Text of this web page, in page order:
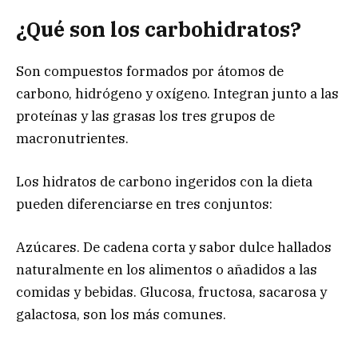
¿Qué son los carbohidratos?
Son compuestos formados por átomos de
carbono, hidrógeno y oxígeno. Integran junto a las
proteínas y las grasas los tres grupos de
macronutrientes.
Los hidratos de carbono ingeridos con la dieta
pueden diferenciarse en tres conjuntos:
Azúcares. De cadena corta y sabor dulce hallados
naturalmente en los alimentos o añadidos a las
comidas y bebidas. Glucosa, fructosa, sacarosa y
galactosa, son los más comunes.